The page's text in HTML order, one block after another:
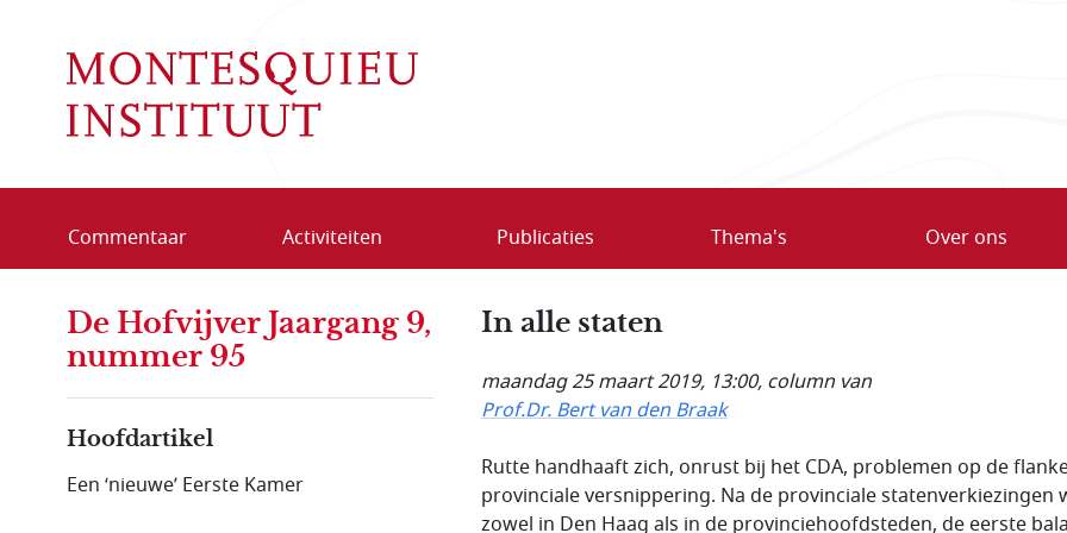
Commentaar Activiteiten Publicaties Thema's Over ons
In alle staten
maandag 25 maart 2019, 13:00, column van
Prof.Dr. Bert van den Braak
Rutte handhaaft zich, onrust bij het CDA, problemen op de
provinciale versnippering. Na de provinciale statenverkiezingen
zowel in Den Haag als in de provinciehoofdsteden, de eerste
De Hofvijver Jaargang 9,
nummer 95
Hoofdartikel
Een ‘nieuwe’ Eerste Kamer